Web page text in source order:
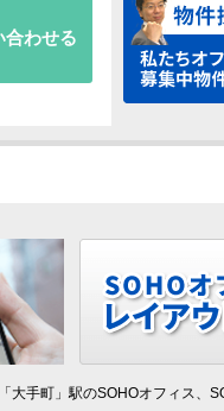
合わせる
大手町」駅のSOHOオフィス、